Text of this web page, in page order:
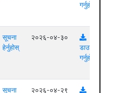
गर्नुहोस्
सूचना
हेर्नुहोस्
२०२६-०४-३०
डाउनलोड
गर्नुहोस्
सूचना
२०२६-०४-२९